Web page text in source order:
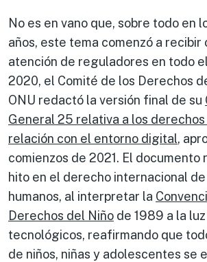
No es en vano que, sobre todo en
años, este tema comenzó a
atención de reguladores en todo
2020, el Comité de los Derechos
ONU redactó la versión final de su
General 25 relativa a los derechos
relación con el entorno digital,
comienzos de 2021. El documento
hito en el derecho internacional
humanos, al interpretar la
Derechos del Niño de 1989 a la
tecnológicos, reafirmando que
de niños, niñas y adolescentes se